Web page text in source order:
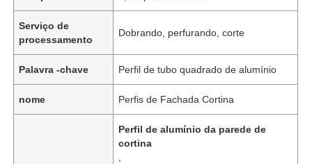
Serviço de
processamento
Dobrando, perfurando, corte
Palavra -chave Perfil de tubo quadrado de alumínio
nome Perfis de Fachada Cortina
Perfil de alumínio da parede de
cortina